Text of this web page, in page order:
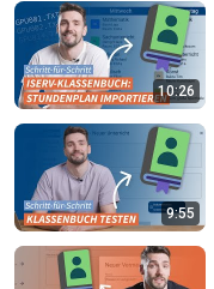
10:26
9:55